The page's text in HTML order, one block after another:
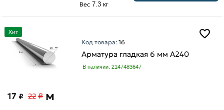
Вес 7.3 кг
Хит
Код товара:16
Арматура гладкая 6 мм A240
В наличии: 2147483647
17 ₽ 22 ₽ м